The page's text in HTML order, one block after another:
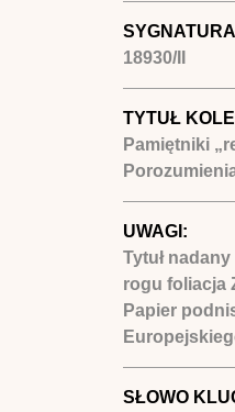
18930/II
TYTUŁ
Pamiętniki
UWAGI:
Tytuł
rogu foliacja
Papier
SŁOWO